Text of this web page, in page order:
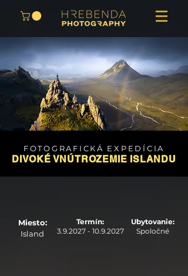
FOTOGRAFICKÁ EXPEDÍCIA
DIVOKÉ VNÚTROZEMIE ISLANDU
Miesto:
Island
Termín:
3.9.2027 - 10.9.2027
Ubytovanie:
Spoločné